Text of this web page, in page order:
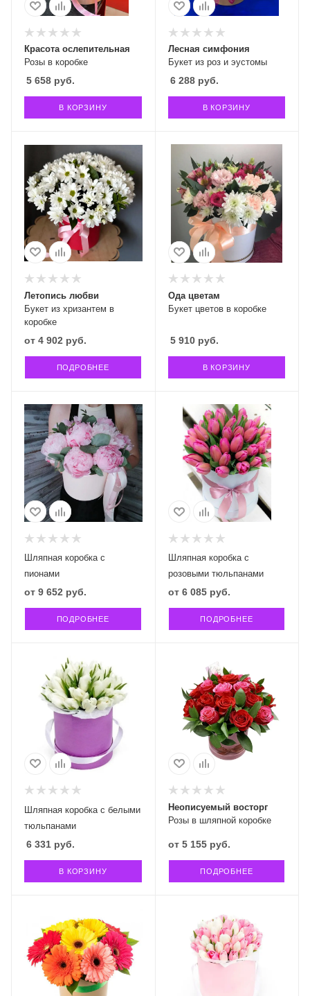
Розы в коробке
Красота ослепительная
5 658 руб.
В КОРЗИНУ
Букет из роз и эустомы
Лесная симфония
6 288руб.
В КОРЗИНУ
Букет из хризантем в
коробке
Летопись любви
от 4 902 руб.
ПОДРОБНЕЕ
Букет цветов в коробке
Ода цветам
5 910руб.
В КОРЗИНУ
Шляпная коробка с
пионами
от 9 652 руб.
ПОДРОБНЕЕ
Шляпная коробка с
розовыми тюльпанами
от 6 085 руб.
ПОДРОБНЕЕ
Шляпная коробка с белыми
тюльпанами
6 331 руб.
В КОРЗИНУ
Розы в шляпной коробке
Неописуемый восторг
от 5 155 руб.
ПОДРОБНЕЕ